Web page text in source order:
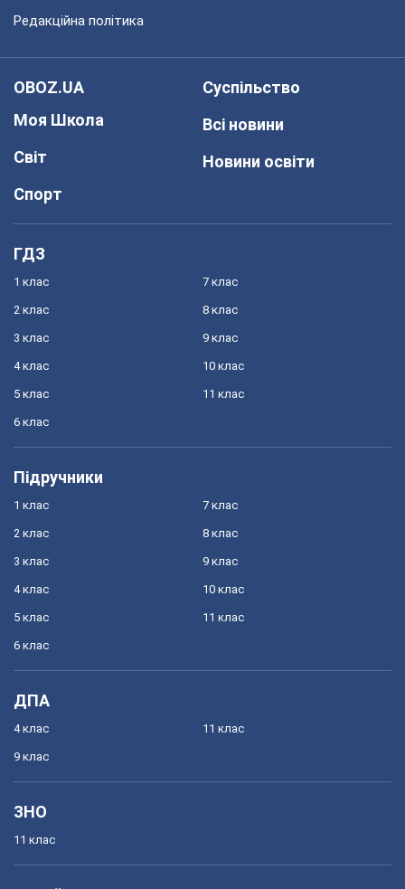
Редакційна політика
OBOZ.UA
Моя Школа
Світ
Спорт
Суспільство
Всі новини
Новини освіти
ГДЗ
1 клас
2 клас
3 клас
4 клас
5 клас
6 клас
7 клас
8 клас
9 клас
10 клас
11 клас
Підручники
1 клас
2 клас
3 клас
4 клас
5 клас
6 клас
7 клас
8 клас
9 клас
10 клас
11 клас
ДПА
4 клас
9 клас
11 клас
ЗНО
11 клас